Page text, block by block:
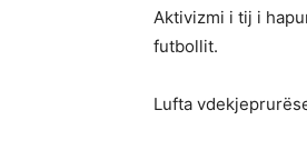
Aktivizmi i tij i
futbollit.
Lufta